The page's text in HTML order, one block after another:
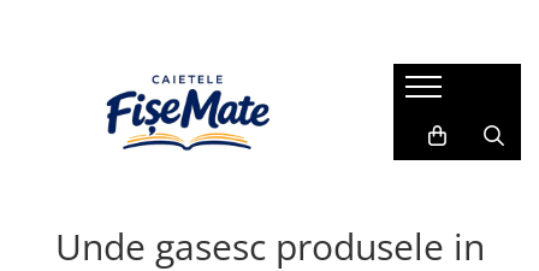
1. Seturi complete (Clasele
3. Vacanta de vara (Recapitulare)
4. Testimoniale
1. Sfaturi pentru parinti
Unde gasesc produsele in